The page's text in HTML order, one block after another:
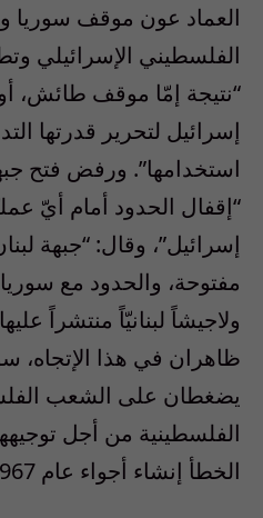
العماد عون موقف سوريا
الفلسطيني الإسرائيلي
“نتيجة إمّا موقف طائش،
إسرائيل لتحرير قدرتها
استخدامها”. ورفض فتح
“إقفال الحدود أمام أيّ
إسرائيل”، وقال: “جبهة
مفتوحة، والحدود مع
ولاجيشاً لبنانيّاً منتشراً
ظاهران في هذا الإتجاه،
يضغطان على الشعب
الفلسطينية من أجل
الخطأ إنشاء أجواء عام 1967”.